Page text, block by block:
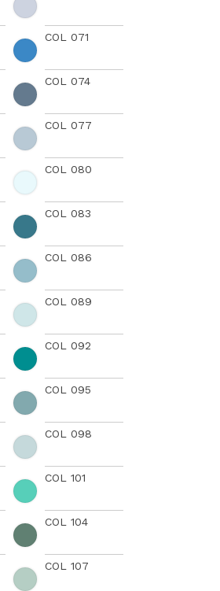
COL 071
COL 074
COL 077
COL 080
COL 083
COL 086
COL 089
COL 092
COL 095
COL 098
COL 101
COL 104
COL 107